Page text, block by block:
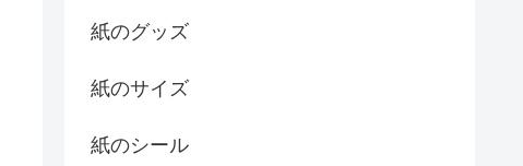
紙のグッズ
紙のサイズ
紙のシール